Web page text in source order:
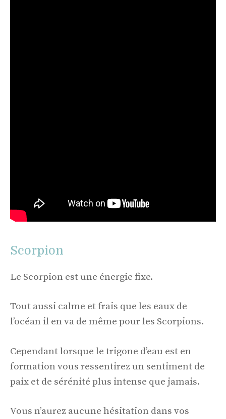
Scorpion
Le Scorpion est une énergie fixe.
Tout aussi calme et frais que les eaux de
l’océan il en va de même pour les Scorpions.
Cependant lorsque le trigone d’eau est en
formation vous ressentirez un sentiment de
paix et de sérénité plus intense que jamais.
Vous n’aurez aucune hésitation dans vos